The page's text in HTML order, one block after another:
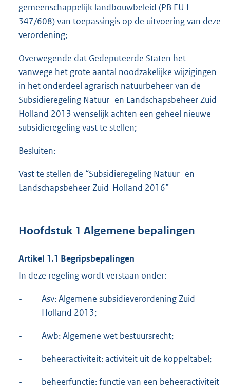
gemeenschappelijk landbouwbeleid (PB EU L
347/608) van toepassingis op de uitvoering van deze
verordening;
Overwegende dat Gedeputeerde Staten het
vanwege het grote aantal noodzakelijke wijzigingen
in het onderdeel agrarisch natuurbeheer van de
Subsidieregeling Natuur- en Landschapsbeheer Zuid-
Holland 2013 wenselijk achten een geheel nieuwe
subsidieregeling vast te stellen;
Besluiten:
Vast te stellen de “Subsidieregeling Natuur- en
Landschapsbeheer Zuid-Holland 2016”
Hoofdstuk 1 Algemene bepalingen
Artikel 1.1 Begripsbepalingen
In deze regeling wordt verstaan onder:
-
Asv: Algemene subsidieverordening Zuid-
Holland 2013;
- Awb: Algemene wet bestuursrecht;
- beheeractiviteit: activiteit uit de koppeltabel;
-
beheerfunctie: functie van een beheeractiviteit